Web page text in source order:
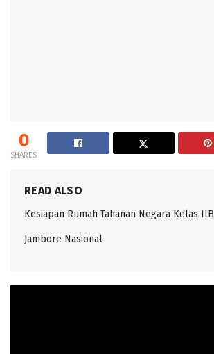
0
SHARES
READ ALSO
Kesiapan Rumah Tahanan Negara Kelas IIB
Jambore Nasional